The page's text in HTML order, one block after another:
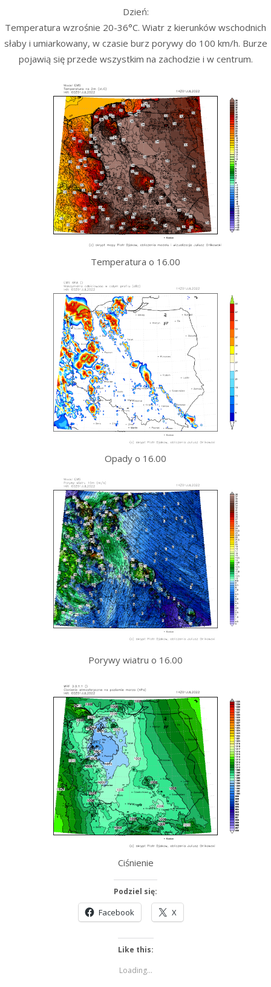
Dzień:
Temperatura wzrośnie 20-36°C. Wiatr z kierunków wschodnich
słaby i umiarkowany, w czasie burz porywy do 100 km/h. Burze
pojawią się przede wszystkim na zachodzie i w centrum.
Temperatura o 16.00
Opady o 16.00
Porywy wiatru o 16.00
Ciśnienie
Podziel się:
Facebook X
Like this:
Loading...